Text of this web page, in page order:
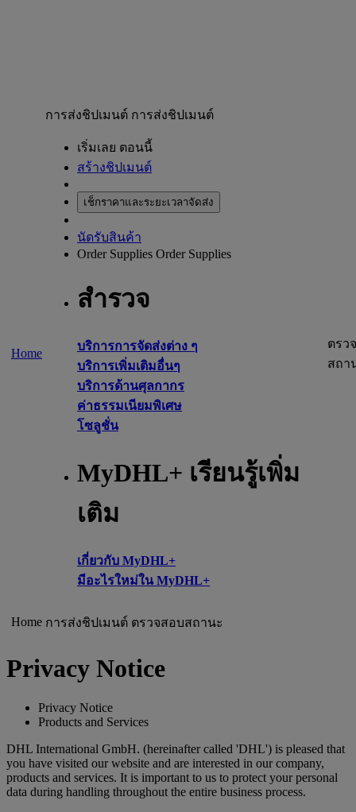
Home
การส่งชิปเมนต์ การส่งชิปเมนต์
เริ่มเลย ตอนนี้
สร้างชิปเมนต์
เช็กราคาและระยะเวลาจัดส่ง
นัดรับสินค้า
Order Supplies Order Supplies
สำรวจ
บริการการจัดส่งต่าง ๆ
บริการเพิ่มเติมอื่นๆ
บริการด้านศุลกากร
ค่าธรรมเนียมพิเศษ
โซลูชั่น
MyDHL+ เรียนรู้เพิ่ม
เติม
เกี่ยวกับ MyDHL+
มีอะไรใหม่ใน MyDHL+
ตรว
สถา
Home การส่งชิปเมนต์ ตรวจสอบสถานะ
Privacy Notice
Privacy Notice
Products and Services
DHL International GmbH. (hereinafter called 'DHL') is pleased that
you have visited our website and are interested in our company,
products and services. It is important to us to protect your personal
data during handling throughout the entire business process.